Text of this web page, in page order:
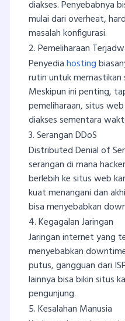
diakses. Penyebabnya
mulai dari overheat,
masalah konfigurasi.
2. Pemeliharaan
Penyediahosting
rutin untuk memastikan
Meskipun ini penting,
pemeliharaan, situs
diakses sementara
3. Serangan DDoS
Distributed Denial of
serangan di mana
berlebih ke situs web
kuat menangani dan
bisa menyebabkan
4. Kegagalan Jaringan
Jaringan internet yang
menyebabkan
putus, gangguan dari
lainnya bisa bikin situs
pengunjung.
5. Kesalahan Manusia